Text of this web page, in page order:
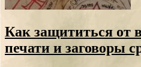
Как защититься от
печати и заговоры